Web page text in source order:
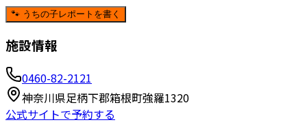
🐾 うちの子レポートを書く
施設情報
0460-82-2121
神奈川県足柄下郡箱根町強羅1320
公式サイトで予約する